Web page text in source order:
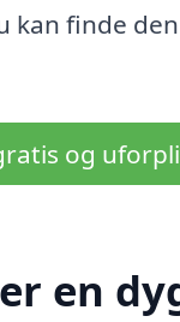
kan finde
og
en